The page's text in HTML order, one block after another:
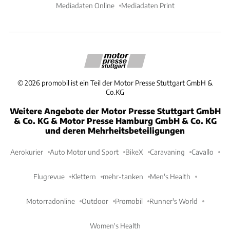
Mediadaten Online Mediadaten Print
©2026 promobil ist ein Teil der Motor Presse Stuttgart GmbH &
Co.KG
Weitere Angebote der Motor Presse Stuttgart GmbH
& Co. KG & Motor Presse Hamburg GmbH & Co. KG
und deren Mehrheitsbeteiligungen
Aerokurier Auto Motor und Sport BikeX Caravaning Cavallo
Flugrevue Klettern mehr-tanken Men's Health
Motorradonline Outdoor Promobil Runner's World
Women's Health